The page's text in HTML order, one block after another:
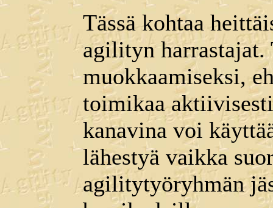
Tässä kohtaa
agilityn
muokkaamiseksi,
toimikaa
kanavina voi
lähestyä vaikka
agilitytyöryhmän